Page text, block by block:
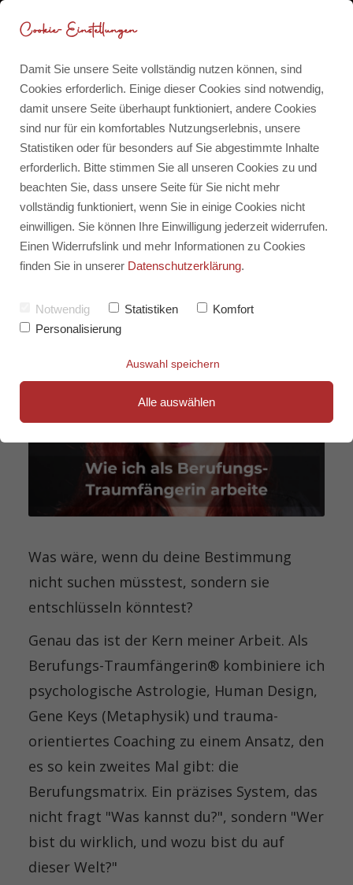
Blog
Für dich für 0 CHF
Meine Publikationen
Berufung finden mit
Metaphysik, Mythen und
Märchen – So arbeite ich als
Berufungs-Traumfängerin®
Persönliches
von Barbara-Mira Jakob
Zuletzt aktualisiert am:13. Mai 2026
Was wäre, wenn du deine Bestimmung
nicht suchen müsstest, sondern sie
entschlüsseln könntest?
Genau das ist der Kern meiner Arbeit. Als
Berufungs-Traumfängerin® kombiniere ich
psychologische Astrologie, Human Design,
Gene Keys (Metaphysik) und trauma-
orientiertes Coaching zu einem Ansatz, den
es so kein zweites Mal gibt: die
Berufungsmatrix. Ein präzises System, das
nicht fragt "Was kannst du?", sondern "Wer
bist du wirklich, und wozu bist du auf
dieser Welt?"
Cookie-Einstellungen
Damit Sie unsere Seite vollständig nutzen können, sind
Cookies erforderlich. Einige dieser Cookies sind notwendig,
damit unsere Seite überhaupt funktioniert, andere Cookies
sind nur für ein komfortables Nutzungserlebnis, unsere
Statistiken oder für besonders auf Sie abgestimmte Inhalte
erforderlich. Bitte stimmen Sie all unseren Cookies zu und
beachten Sie, dass unsere Seite für Sie nicht mehr
vollständig funktioniert, wenn Sie in einige Cookies nicht
einwilligen. Sie können Ihre Einwilligung jederzeit widerrufen.
Einen Widerrufslink und mehr Informationen zu Cookies
finden Sie in unserer Datenschutzerklärung.
Notwendig Statistiken
Komfort
Personalisierung
Auswahl speichern
Alle auswählen